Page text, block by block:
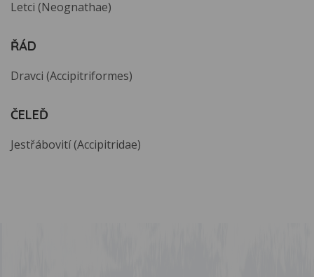
Letci (Neognathae)
ŘÁD
Dravci (Accipitriformes)
ČELEĎ
Jestřábovití (Accipitridae)